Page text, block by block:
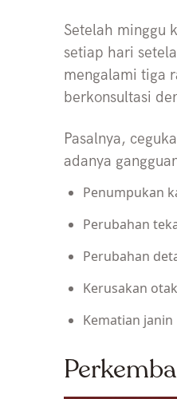
Setelah minggu
setiap hari
mengalami tiga
berkonsultasi
Pasalnya,
adanya
Penumpukan
Perubahan
Perubahan
Kerusakan otak
Kematian janin